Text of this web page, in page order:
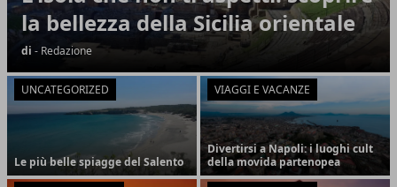
la bellezza della Sicilia orientale
di - Redazione
UNCATEGORIZED
Le più belle spiagge del Salento
VIAGGI E VACANZE
Divertirsi a Napoli: i luoghi cult
della movida partenopea